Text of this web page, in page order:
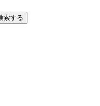
索する